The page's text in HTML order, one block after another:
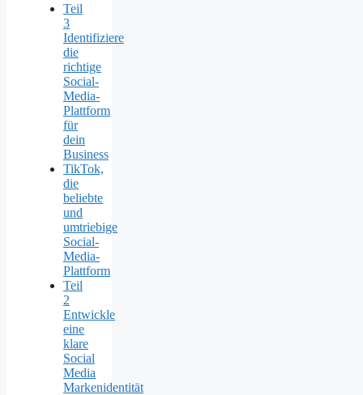
Teil
3
Identifiziere
die
richtige
Social-
Media-
Plattform
für
dein
Business
TikTok,
die
beliebte
und
umtriebige
Social-
Media-
Plattform
Teil
2
Entwickle
eine
klare
Social
Media
Markenidentität